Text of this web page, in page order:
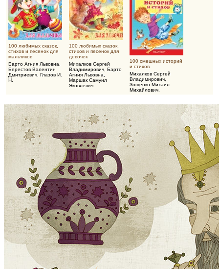
100 любимых сказок,
стихов и песенок для
мальчиков
Барто Агния Львовна
Берестов Валентин
Дмитриевич Глазов И.
Н.
100 любимых сказок,
стихов и песенок для
девочек
Михалков Сергей
Владимирович Барто
Агния Львовна
Маршак Самуил
Яковлевич
100 смешных историй
и стихов
Михалков Сергей
Владимирович
Зощенко Михаил
Михайлович